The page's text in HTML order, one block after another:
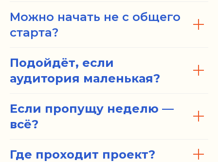
Можно начать не с общего
старта?
Подойдёт, если
аудитория маленькая?
Если пропущу неделю —
всё?
Где проходит проект?